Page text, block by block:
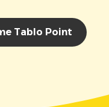
Tablo Point